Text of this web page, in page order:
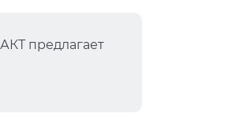
предлагает